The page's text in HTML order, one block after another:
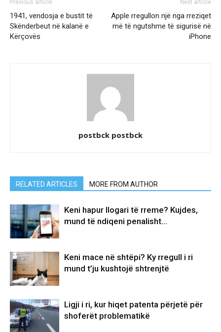
Previous article
1941, vendosja e bustit të
Skënderbeut në kalanë e
Kërçovës
Next article
Apple rregullon një nga rreziqet
më të ngutshme të sigurisë në
iPhone
postbck postbck
RELATED ARTICLES MORE FROM AUTHOR
Keni hapur llogari të rreme? Kujdes,
mund të ndiqeni penalisht…
Keni mace në shtëpi? Ky rregull i ri
mund t’ju kushtojë shtrenjtë
Ligji i ri, kur hiqet patenta përjetë për
shoferët problematikë